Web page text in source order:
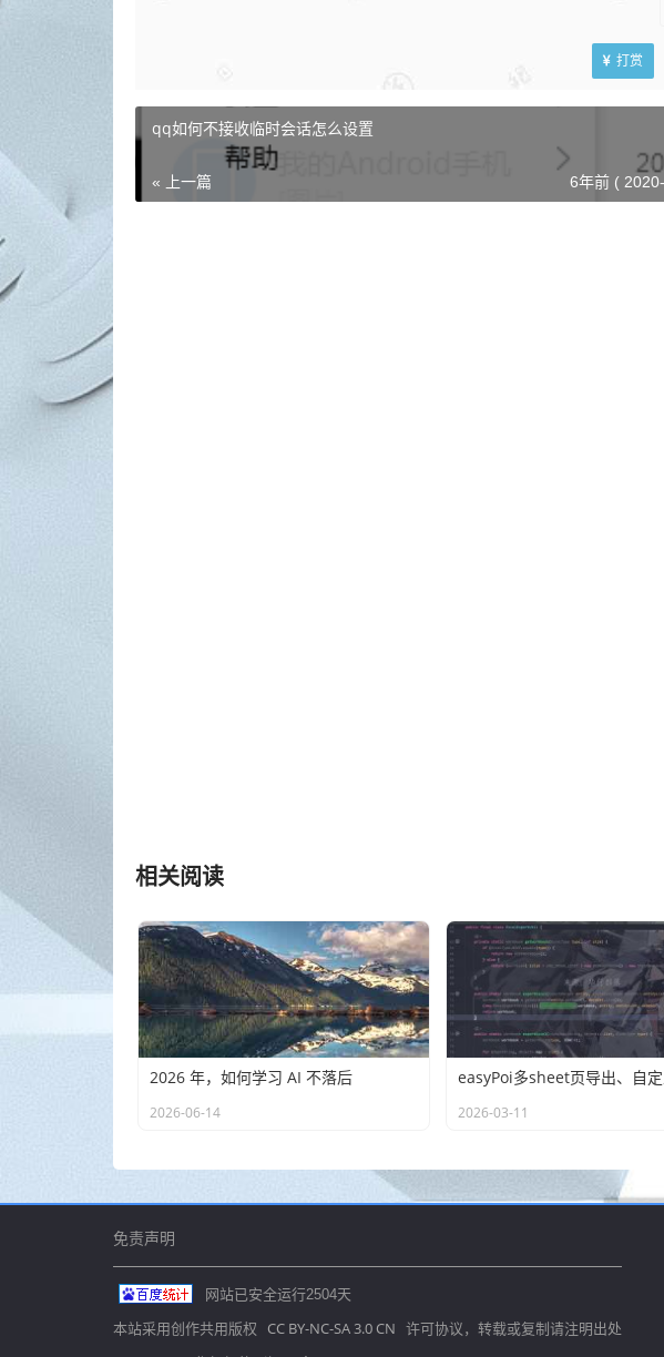
打赏
qq如何不接收临时会话怎么设置
« 上一篇 6年前 (
相关阅读
2026 年，如何学习 AI 不落后
2026-06-14 2026-03-11
免责声明
网站已安全运行2504天
本站采用创作共用版权 CC BY-NC-SA 3.0 CN 许可协议，转载或复制请注明出处